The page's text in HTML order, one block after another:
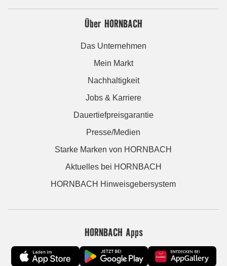
Über HORNBACH
Das Unternehmen
Mein Markt
Nachhaltigkeit
Jobs & Karriere
Dauertiefpreisgarantie
Presse/Medien
Starke Marken von HORNBACH
Aktuelles bei HORNBACH
HORNBACH Hinweisgebersystem
HORNBACH Apps